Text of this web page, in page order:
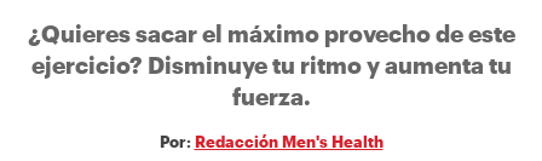
¿Quieres sacar el máximo provecho de este
ejercicio? Disminuye tu ritmo y aumenta tu
fuerza.
Por: Redacción Men's Health